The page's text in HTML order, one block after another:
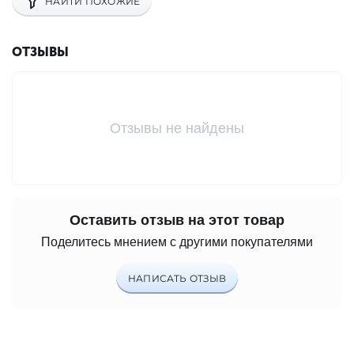
ОТЗЫВЫ
Отзывы не найдены
Оставить отзыв на этот товар
Поделитесь мнением с другими покупателями
НАПИСАТЬ ОТЗЫВ